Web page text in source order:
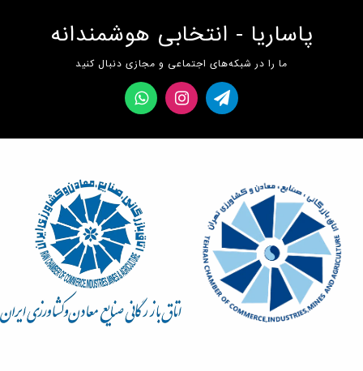
پاساریا - انتخابی هوشمندانه
ما را در شبکه‌های اجتماعی و مجازی دنبال کنید